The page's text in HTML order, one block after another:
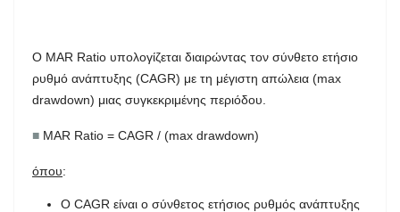
Ο MAR Ratio υπολογίζεται διαιρώντας τον σύνθετο ετήσιο
ρυθμό ανάπτυξης (CAGR) με τη μέγιστη απώλεια (max
drawdown) μιας συγκεκριμένης περιόδου.
■ MAR Ratio = CAGR / (max drawdown)
όπου:
Ο CAGR είναι ο σύνθετος ετήσιος ρυθμός ανάπτυξης